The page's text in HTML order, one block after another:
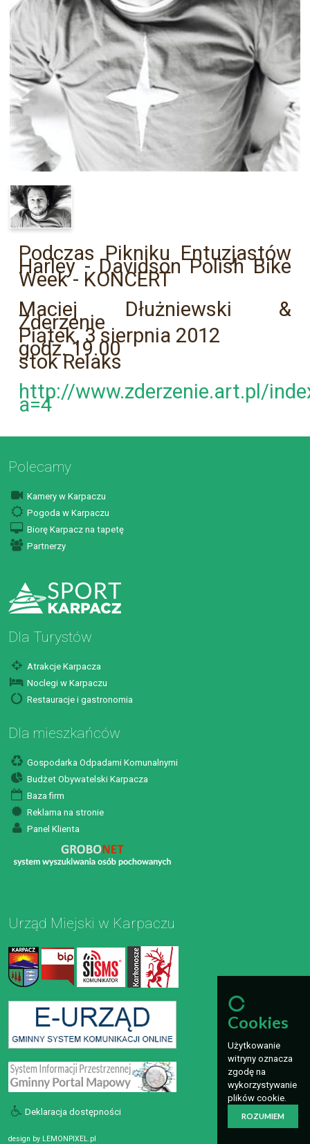
Podczas Pikniku Entuzjastów
Harley - Davidson Polish Bike
Week - KONCERT
Maciej Dłużniewski &
Zderzenie
Piątek, 3 sierpnia 2012
godz. 19.00
stok Relaks
http://www.zderzenie.art.pl/
a=4
Polecamy
Kamery w Karpaczu
Pogoda w Karpaczu
Biorę Karpacz na tapetę
Partnerzy
Dla Turystów
Atrakcje Karpacza
Noclegi w Karpaczu
Restauracje i gastronomia
Dla mieszkańców
Gospodarka Odpadami Komunalnymi
Budżet Obywatelski Karpacza
Baza firm
Reklama na stronie
Panel Klienta
Urząd Miejski w Karpaczu
Deklaracja dostępności
design by LEMONPIXEL.pl
Cookies
Użytkowanie
witryny oznacza
zgodę na
wykorzystywanie
plików cookie.
ROZUMIEM